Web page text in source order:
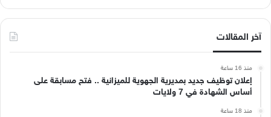
آخر المقالات
منذ 16 ساعة
إعلان توظيف جديد بمديرية الجهوية للميزانية .. فتح مسابقة على
أساس الشهادة في 7 ولايات
منذ 18 ساعة